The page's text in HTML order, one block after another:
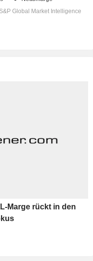
Marge rückt in den